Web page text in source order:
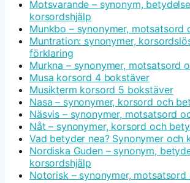
Motsvarande – synonym,
korsordshjälp
Munkbo – synonymer, motsatsord
Muntration: synonymer,
förklaring
Murkna – synonymer, motsatsord
Musa korsord 4 bokstäver
Musikterm korsord 5 bokstäver
Nasa – synonymer, korsord och
Näsvis – synonymer, motsatsord
Nåt – synonymer, korsord och
Vad betyder nea? Synonymer och
Nordiska Guden – synonym,
korsordshjälp
Notorisk – synonymer,